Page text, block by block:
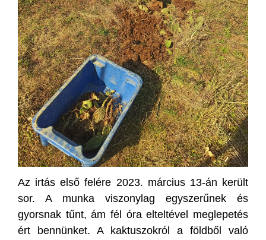
Az irtás első felére 2023. március 13-án került
sor. A munka viszonylag egyszerűnek és
gyorsnak tűnt, ám fél óra elteltével meglepetés
ért bennünket. A kaktuszokról a földből való